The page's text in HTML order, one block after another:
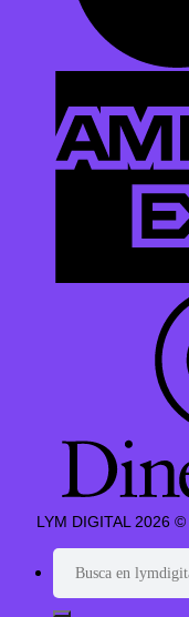
LYM DIGITAL 2026 ©
Buscar
por: